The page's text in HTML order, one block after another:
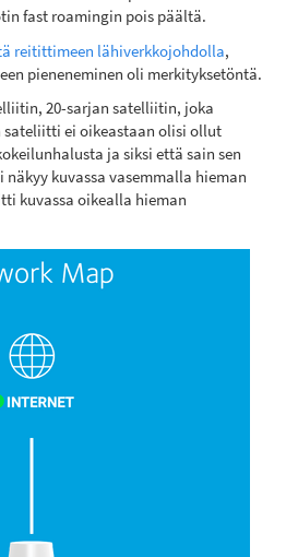
fast roamingin pois päältä.
reitittimeen lähiverkkojohdolla,
pieneneminen oli merkityksetöntä.
20-sarjan satelliitin, joka
ei oikeastaan olisi ollut
ja siksi että sain sen
kuvassa vasemmalla hieman
kuvassa oikealla hieman